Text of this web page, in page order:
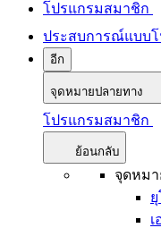
โปรแกรมสมาชิก
ประสบการณ์แบบโ
อีก
จุดหมายปลายทาง
โปรแกรมสมาชิก
ย้อนกลับ
จุดหมา
เ